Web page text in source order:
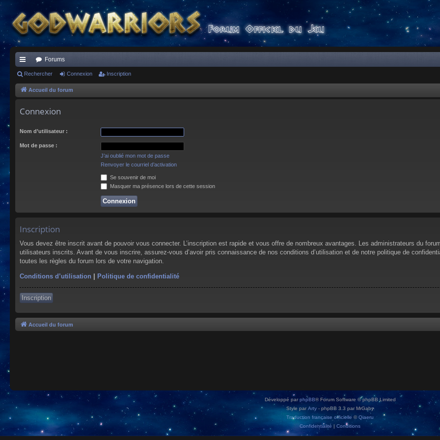
ac
co
s
Forums
Rechercher Connexion Inscription
Accueil du forum
Connexion
Nom d’utilisateur :
Mot de passe :
J’ai oublié mon mot de passe
Renvoyer le courriel d’activation
Se souvenir de moi
Masquer ma présence lors de cette session
Inscription
Vous devez être inscrit avant de pouvoir vous connecter. L’inscription est rapide et vous offre de nombreux avantages. Les administrateurs du
utilisateurs inscrits. Avant de vous inscrire, assurez-vous d’avoir pris connaissance de nos conditions d’utilisation et de notre politique de
toutes les règles du forum lors de votre navigation.
Conditions d’utilisation | Politique de confidentialité
Inscription
Accueil du forum
Développé parphpBB® Forum Software © phpBB Limited
Style par Arty - phpBB 3.3 par MrGaby
Traduction française officielle ©Qiaeru
Confidentialité | Conditions